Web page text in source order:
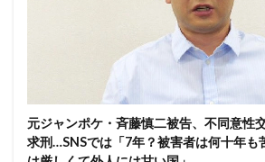
元ジャンポケ・斉藤慎二被告、不同意性
求刑…SNSでは「7年？被害者は何十年も